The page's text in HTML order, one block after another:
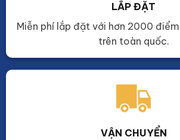
LẮP ĐẶT
Miễn phí lắp đặt với hơn 2000
trên toàn quốc.
VẬN CHUYỂN